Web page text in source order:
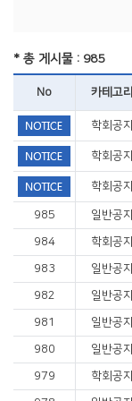
* 총 게시물 : 985
No 카테고리
학회공지
학회공지
학회공지
985 일반공지
984 학회공지
983 일반공지
982 일반공지
981 일반공지
980 일반공지
979 학회공지